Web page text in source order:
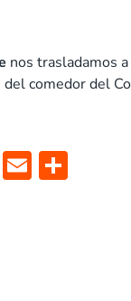
nos trasladamos
del comedor del
Pi
nt
E
m